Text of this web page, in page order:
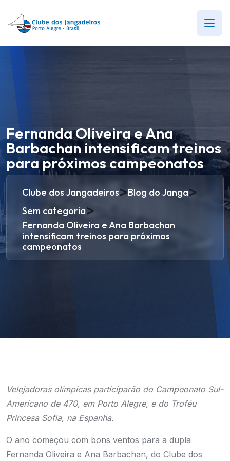
Fernanda Oliveira e Ana
Barbachan intensificam treinos
para próximos campeonatos
Clube dos Jangadeiros>Blog do Janga>
Sem categoria>
Fernanda Oliveira e Ana Barbachan
intensificam treinos para próximos
campeonatos
Velejadoras olímpicas participarão do Campeonato Sul-
Americano de 470, em Porto Alegre, e do Troféu
Princesa Sofia, na Espanha.
O ano começou com bons ventos para a dupla
Fernanda Oliveira e Ana Barbachan, do Clube dos